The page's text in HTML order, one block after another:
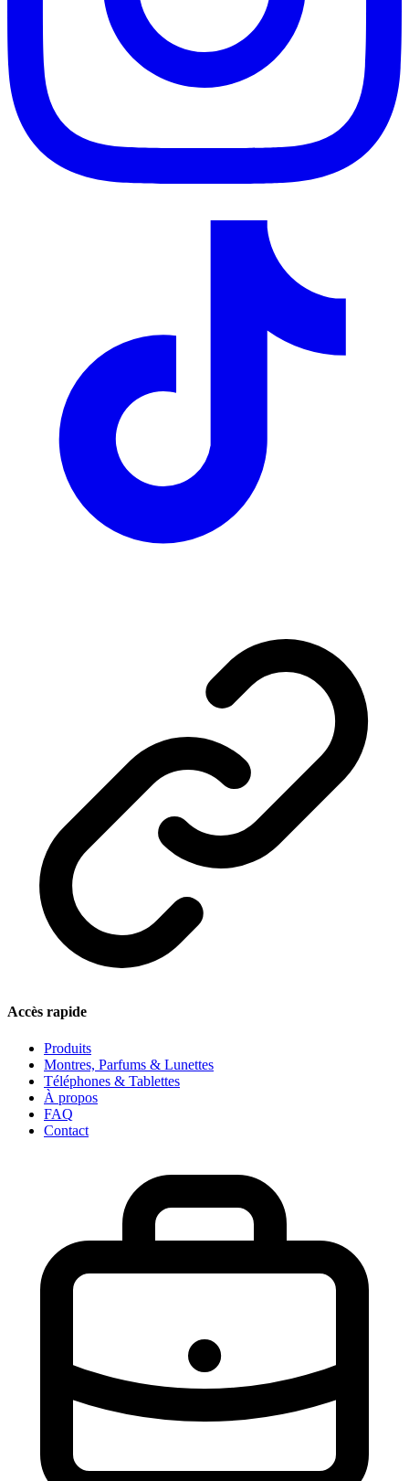
Accès rapide
Produits
Montres, Parfums & Lunettes
Téléphones & Tablettes
À propos
FAQ
Contact